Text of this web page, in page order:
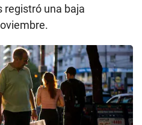
registró una baja